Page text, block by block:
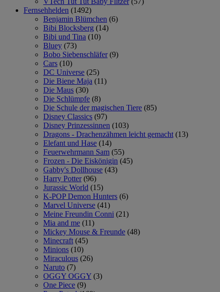
Fernsehhelden (1492)
Benjamin Blümchen (6)
Bibi Blocksberg (14)
Bibi und Tina (10)
Bluey (73)
Bobo Siebenschläfer (9)
Cars (10)
DC Universe (25)
Die Biene Maja (11)
Die Maus (30)
Die Schlümpfe (8)
Die Schule der magischen Tiere (85)
Disney Classics (97)
Disney Prinzessinnen (103)
Dragons - Drachenzähmen leicht gemacht (13)
Elefant und Hase (14)
Feuerwehrmann Sam (55)
Frozen - Die Eiskönigin (45)
Gabby's Dollhouse (43)
Harry Potter (96)
Jurassic World (15)
K-POP Demon Hunters (6)
Marvel Universe (41)
Meine Freundin Conni (21)
Mia and me (11)
Mickey Mouse & Freunde (48)
Minecraft (45)
Minions (10)
Miraculous (26)
Naruto (7)
OGGY OGGY (3)
One Piece (9)